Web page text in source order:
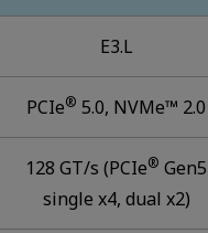
E3.L
PCIe® 5.0, NVMe™ 2.0
128 GT/s (PCIe® Gen5
single x4, dual x2)